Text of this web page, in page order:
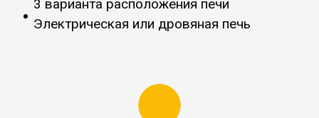
3 варианта расположения печи
Электрическая или дровяная печь